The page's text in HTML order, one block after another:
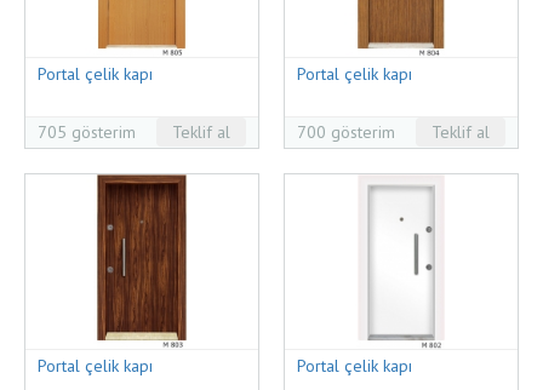
Portal çelik kapı
705 gösterim Teklif al
Portal çelik kapı
700 gösterim Teklif al
Portal çelik kapı Portal çelik kapı